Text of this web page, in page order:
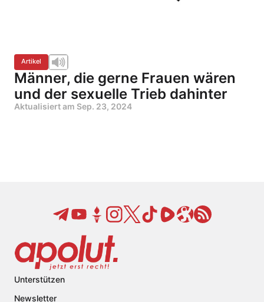
Artikel
Männer, die gerne Frauen wären
und der sexuelle Trieb dahinter
Aktualisiert am Sep. 23, 2024
Unterstützen
Newsletter